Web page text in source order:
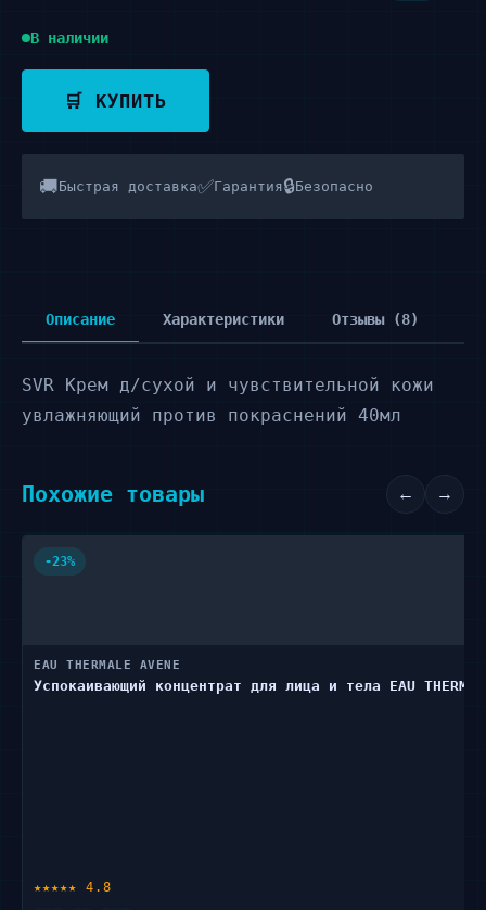
В наличии
🛒 КУПИТЬ
🚚Быстрая доставка✅Гарантия🔒Безопасно
Описание Характеристики Отзывы (8)
SVR Крем д/сухой и чувствительной кожи
увлажняющий против покраснений 40мл
Похожие товары ← →
-23%
EAU THERMALE AVENE
Успокаивающий концентрат для лица и тела EAU
★★★★★ 4.8